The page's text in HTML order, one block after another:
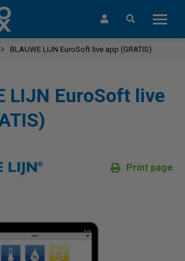
BLAUWE LIJN EuroSoft live app (GRATIS)
LIJN EuroSoft live
Print page